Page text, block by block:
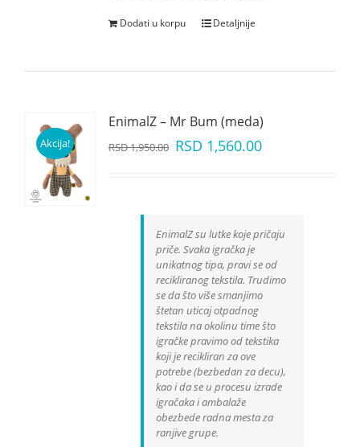
Dodati u korpu Detaljnije
Akcija!
EnimalZ – Mr Bum (meda)
RSD1,950.00 RSD 1,560.00
EnimalZ su lutke koje pričaju
priče. Svaka igračka je
unikatnog tipa, pravi se od
recikliranog tekstila. Trudimo
se da što više smanjimo
štetan uticaj otpadnog
tekstila na okolinu time što
igračke pravimo od tekstika
koji je recikliran za ove
potrebe (bezbedan za decu),
kao i da se u procesu izrade
igračaka i ambalaže
obezbede radna mesta za
ranjive grupe.